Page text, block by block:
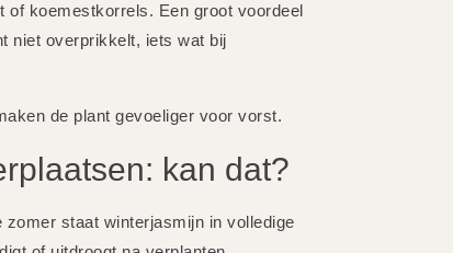
koemestkorrels. Een groot voordeel
niet overprikkelt, iets wat bij
de plant gevoeliger voor vorst.
kan dat?
staat winterjasmijn in volledige